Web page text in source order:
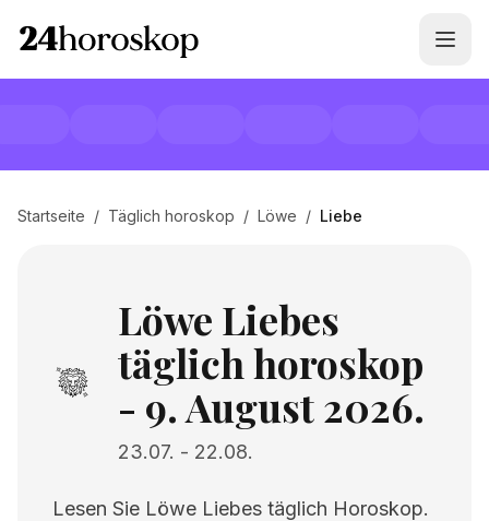
Startseite / Täglich horoskop / Löwe / Liebe
Löwe Liebes
täglich horoskop
- 9. August 2026.
23.07. - 22.08.
Lesen Sie Löwe Liebes täglich Horoskop.